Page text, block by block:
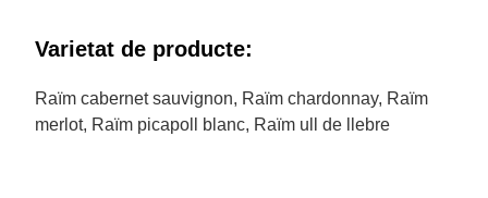
Varietat de producte:
Raïm cabernet sauvignon, Raïm chardonnay, Raïm
merlot, Raïm picapoll blanc, Raïm ull de llebre